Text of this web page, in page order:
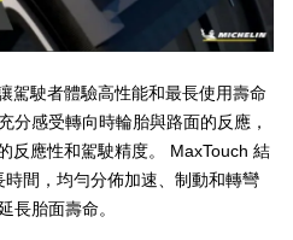
駕駛者體驗高性能和最長使用壽命
分感受轉向時輪胎與路面的反應，
反應性和駕駛精度。
MaxTouch 結
間，均勻分佈加速、制動和轉彎
長胎面壽命。